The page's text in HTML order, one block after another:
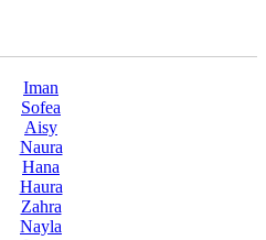
Iman
Sofea
Aisy
Naura
Hana
Haura
Zahra
Nayla